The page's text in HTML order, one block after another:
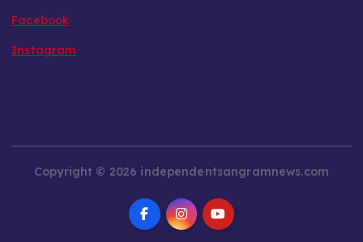
Facebook
Instagram
Copyright © 2026 independentsangramnews.com